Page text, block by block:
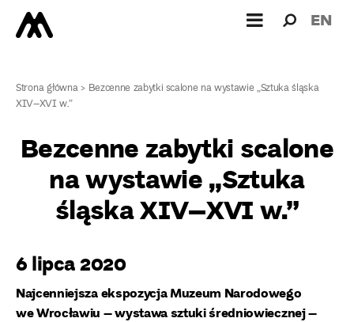
dla: EN
Strona główna> Bezcenne zabytki scalone na wystawie „Sztuka śląska
XIV–XVI w.”
Bezcenne zabytki scalone
na wystawie „Sztuka
śląska XIV–XVI w.”
6 lipca 2020
Najcenniejsza ekspozycja Muzeum Narodowego
we Wrocławiu – wystawa sztuki średniowiecznej –